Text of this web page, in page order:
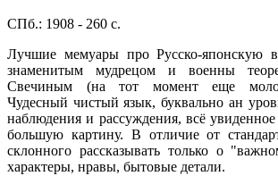
СПб.: 1908 - 260 с.
Лучшие мемуары про Русско-японскую
знаменитым мудрецом и военны
Свечиным (на тот момент еще
Чудесный чистый язык, буквально ан
наблюдения и рассуждения, всё увиденное
большую картину. В отличие от
склонного рассказывать только о
характеры, нравы, бытовые детали.